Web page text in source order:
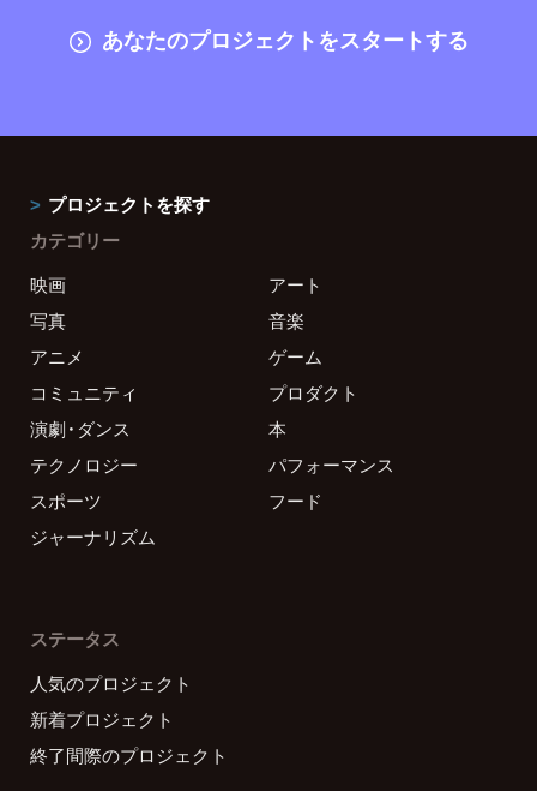
あなたのプロジェクトをスタートする
プロジェクトを探す
カテゴリー
映画
アート
写真
音楽
アニメ
ゲーム
コミュニティ
プロダクト
演劇・ダンス
本
テクノロジー
パフォーマンス
スポーツ
フード
ジャーナリズム
ステータス
人気のプロジェクト
新着プロジェクト
終了間際のプロジェクト